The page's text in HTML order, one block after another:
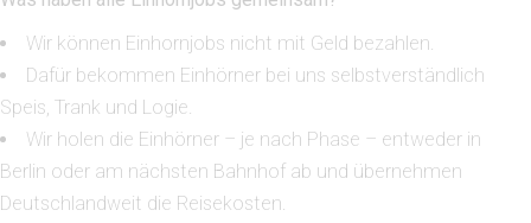
Wir können Einhornjobs nicht mit Geld bezahlen.
Dafür bekommen Einhörner bei uns selbstverständlich
Speis, Trank und Logie.
Wir holen die Einhörner – je nach Phase – entweder in
Berlin oder am nächsten Bahnhof ab und übernehmen
Deutschlandweit die Reisekosten.